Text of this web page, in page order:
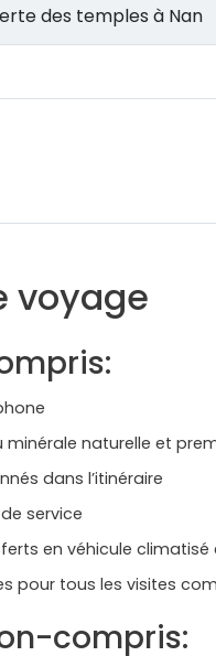
des temples à Nan
voyage
minérale naturelle et
dans l’itinéraire
service
en véhicule
pour tous les visites
compris: